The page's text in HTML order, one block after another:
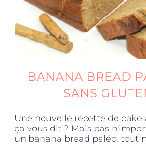
BANANA BREAD
SANS
Une nouvelle recette de cake
ça vous dit ? Mais pas
un banana bread paléo, tout